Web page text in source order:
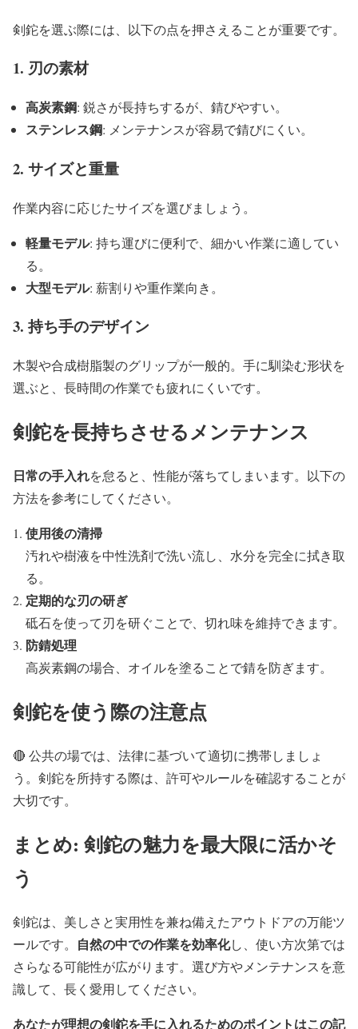
剣鉈を選ぶ際には、以下の点を押さえることが重要です。
1. 刃の素材
高炭素鋼: 鋭さが長持ちするが、錆びやすい。
ステンレス鋼: メンテナンスが容易で錆びにくい。
2. サイズと重量
作業内容に応じたサイズを選びましょう。
軽量モデル: 持ち運びに便利で、細かい作業に適してい
る。
大型モデル: 薪割りや重作業向き。
3. 持ち手のデザイン
木製や合成樹脂製のグリップが一般的。手に馴染む形状を
選ぶと、長時間の作業でも疲れにくいです。
剣鉈を長持ちさせるメンテナンス
日常の手入れを怠ると、性能が落ちてしまいます。以下の
方法を参考にしてください。
使用後の清掃
汚れや樹液を中性洗剤で洗い流し、水分を完全に拭き取
る。
定期的な刃の研ぎ
砥石を使って刃を研ぐことで、切れ味を維持できます。
防錆処理
高炭素鋼の場合、オイルを塗ることで錆を防ぎます。
剣鉈を使う際の注意点
🔴 公共の場では、法律に基づいて適切に携帯しましょ
う。剣鉈を所持する際は、許可やルールを確認することが
大切です。
まとめ: 剣鉈の魅力を最大限に活かそ
う
剣鉈は、美しさと実用性を兼ね備えたアウトドアの万能ツ
ールです。 自然の中での作業を効率化し、使い方次第では
さらなる可能性が広がります。選び方やメンテナンスを意
識して、長く愛用してください。
あなたが理想の剣鉈を手に入れるためのポイントはこの記